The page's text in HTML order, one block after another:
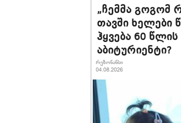
„ჩემ­მა გო­გომ
თავ­ში ხე­ლე­ბი
ჰყვება 60
აბიტურიენტი?
რეზონანსი
04.08.2026